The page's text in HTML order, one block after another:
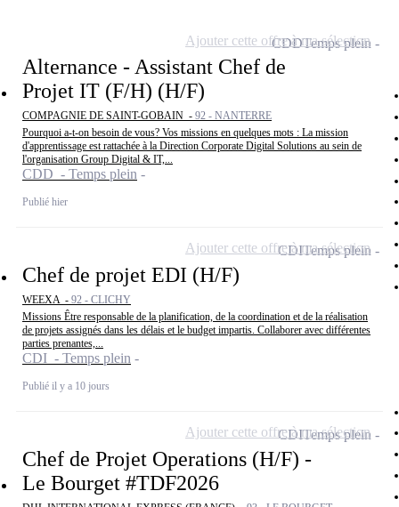
Alternance - Assistant Chef de
Projet IT (F/H) (H/F)
COMPAGNIE DE SAINT-GOBAIN - 92 - NANTERRE
Pourquoi a-t-on besoin de vous? Vos missions en quelques mots : La mission
d'apprentissage est rattachée à la Direction Corporate Digital Solutions au sein de
l'organisation Group Digital & IT,...
CDD - Temps plein
Publié hier
CDDTemps plein
Ajouter cette offre à ma sélection
Chef de projet EDI (H/F)
WEEXA - 92 - CLICHY
Missions Être responsable de la planification, de la coordination et de la réalisation
de projets assignés dans les délais et le budget impartis. Collaborer avec différentes
parties prenantes,...
CDI - Temps plein
Publié il y a 10 jours
CDITemps plein
Ajouter cette offre à ma sélection
Chef de Projet Operations (H/F) -
Le Bourget #TDF2026
CDITemps plein
Ajouter cette offre à ma sélection